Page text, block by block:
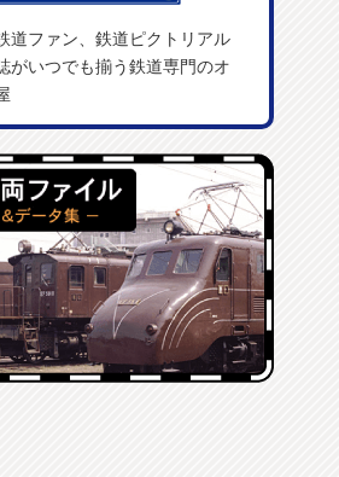
道ファン、鉄道ピクトリアル
がいつでも揃う鉄道専門のオ